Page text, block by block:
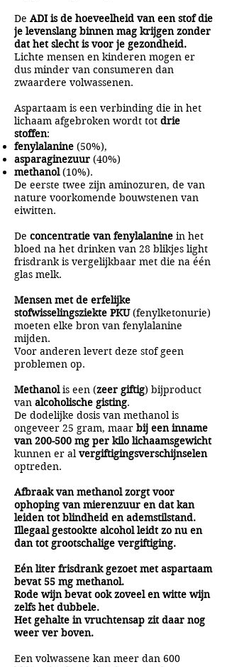
De ADI is de hoeveelheid van een stof die
je levenslang binnen mag krijgen zonder
dat het slecht is voor je gezondheid.
Lichte mensen en kinderen mogen er
dus minder van consumeren dan
zwaardere volwassenen.
Aspartaam is een verbinding die in het
lichaam afgebroken wordt tot drie
stoffen:
fenylalanine (50%),
asparaginezuur (40%)
methanol(10%).
De eerste twee zijn aminozuren, de van
nature voorkomende bouwstenen van
eiwitten.
De concentratie van fenylalanine in het
bloed na het drinken van 28 blikjes light
frisdrank is vergelijkbaar met die na één
glas melk.
Mensen met de erfelijke
stofwisselingsziekte PKU(fenylketonurie)
moeten elke bron van fenylalanine
mijden.
Voor anderen levert deze stof geen
problemen op.
Methanolis een (zeer giftig) bijproduct
van alcoholische gisting.
De dodelijke dosis van methanol is
ongeveer 25 gram, maar bij een inname
van 200-500 mg per kilo lichaamsgewicht
kunnen er alvergiftigingsverschijnselen
optreden.
Afbraak van methanol zorgt voor
ophoping van mierenzuur en dat kan
leiden tot blindheid en ademstilstand.
Illegaal gestookte alcohol leidt zo nu en
dan tot grootschalige vergiftiging.
Eén liter frisdrank gezoet met aspartaam
bevat 55 mg methanol.
Rode wijn bevat ook zoveel en witte wijn
zelfs het dubbele.
Het gehalte in vruchtensap zit daar nog
weer ver boven.
Een volwassene kan meer dan 600